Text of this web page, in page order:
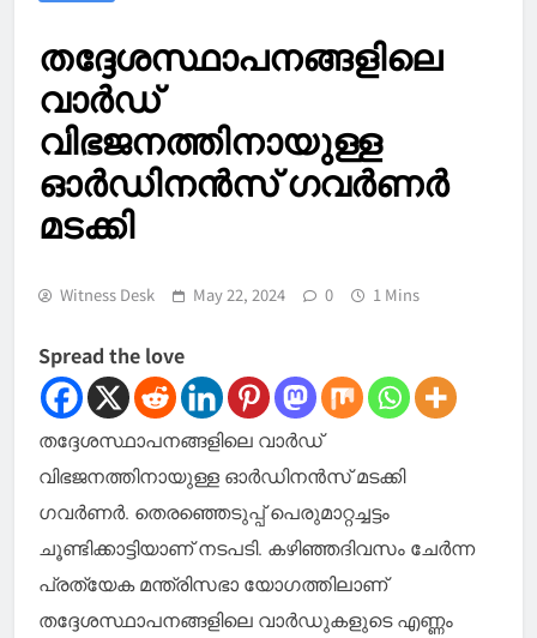
തദ്ദേശസ്ഥാപനങ്ങളിലെ
വാർഡ്
വിഭജനത്തിനായുള്ള
ഓർഡിനൻസ് ഗവർണർ
മടക്കി
Witness Desk May 22, 2024 0 1 Mins
Spread the love
തദ്ദേശസ്ഥാപനങ്ങളിലെ വാർഡ്
വിഭജനത്തിനായുള്ള ഓർഡിനൻസ് മടക്കി
ഗവർണർ. തെരഞ്ഞെടുപ്പ് പെരുമാറ്റച്ചട്ടം
ചൂണ്ടിക്കാട്ടിയാണ് നടപടി. കഴിഞ്ഞദിവസം ചേർന്ന
പ്രത്യേക മന്ത്രിസഭാ യോ​ഗത്തിലാണ്
തദ്ദേശസ്ഥാപനങ്ങളിലെ വാർഡുകളുടെ എണ്ണം